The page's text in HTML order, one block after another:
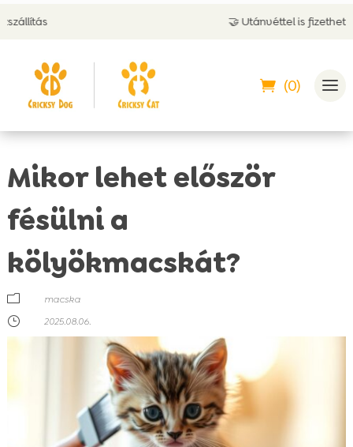
🤝 Utánvéttel is fizethetsz
(0)
Mikor lehet először
fésülni a
kölyökmacskát?
m
macska
}
2025.08.06.